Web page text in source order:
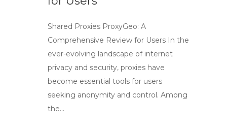
Shared Proxies ProxyGeo: A
Comprehensive Review for Users In the
ever-evolving landscape of internet
privacy and security, proxies have
become essential tools for users
seeking anonymity and control. Among
the…